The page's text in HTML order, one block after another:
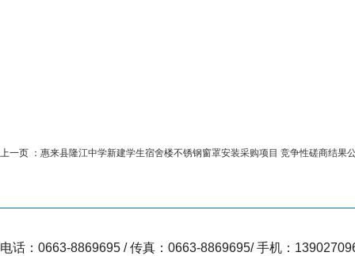
上一页 ： 惠来县隆江中学新建学生宿舍楼不锈钢窗罩安装采购项目 竞争性磋商结果
电话：0663-8869695 / 传真：0663-8869695/ 手机：